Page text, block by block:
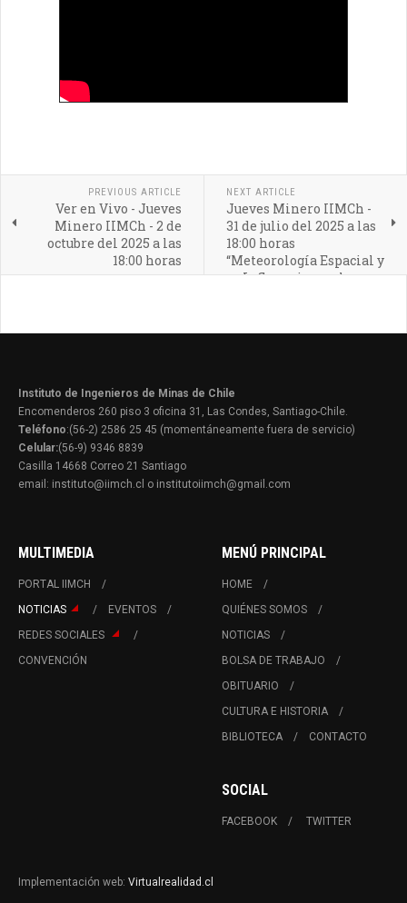
PREVIOUS ARTICLE
Ver en Vivo - Jueves
Minero IIMCh - 2 de
octubre del 2025 a las
18:00 horas
NEXT ARTICLE
Jueves Minero IIMCh -
31 de julio del 2025 a las
18:00 horas
“Meteorología Espacial y
su Influencia en el
Instituto de Ingenieros de Minas de Chile
Encomenderos 260 piso 3 oficina 31, Las Condes, Santiago-Chile.
Teléfono:(56-2) 2586 25 45 (momentáneamente fuera de servicio)
Celular:(56-9) 9346 8839
Casilla 14668 Correo 21 Santiago
email: instituto@iimch.cl o institutoiimch@gmail.com
MULTIMEDIA
PORTAL IIMCH
NOTICIAS
EVENTOS
REDES SOCIALES
CONVENCIÓN
MENÚ PRINCIPAL
HOME
QUIÉNES SOMOS
NOTICIAS
BOLSA DE TRABAJO
OBITUARIO
CULTURA E HISTORIA
BIBLIOTECA
CONTACTO
SOCIAL
FACEBOOK TWITTER
Implementación web: Virtualrealidad.cl